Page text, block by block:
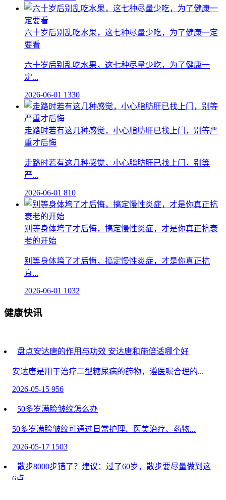
六十岁后别乱吃水果，这七种尽量少吃，为了健康一定
要看
六十岁后别乱吃水果，这七种尽量少吃，为了健康一
定...
2026-06-01 1330
走路时若有这几种感觉，小心脂肪肝已找上门，别等严
重才后悔
走路时若有这几种感觉，小心脂肪肝已找上门，别等
严...
2026-06-01 810
别等身体垮了才后悔，搞定慢性炎症，才是你真正抗衰
老的开始
别等身体垮了才后悔，搞定慢性炎症，才是你真正抗
衰...
2026-06-01 1032
健康快讯
盘点安达唐的作用与功效 安达唐和施倍适哪个好
安达唐是用于治疗二型糖尿病的药物，遵医嘱合理的...
2026-05-15 956
50多岁满脸皱纹怎么办
50多岁满脸皱纹可通过日常护理、医美治疗、药物...
2026-05-17 1503
散步8000步错了？建议：过了60岁，散步要尽量做到这
6点